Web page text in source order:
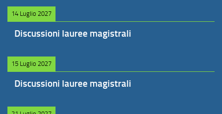
14 Luglio 2027
Discussioni lauree magistrali
15 Luglio 2027
Discussioni lauree magistrali